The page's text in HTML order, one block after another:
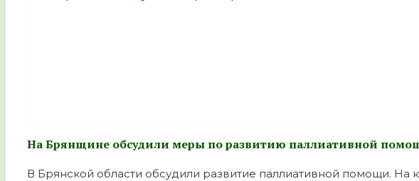
На Брянщине обсудили меры по развитию паллиативной
В Брянской области обсудили развитие паллиативной помощи. На